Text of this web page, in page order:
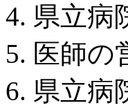
県立病
医師の
県立病